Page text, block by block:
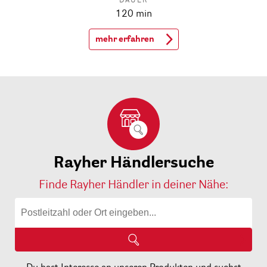
120 min
mehr erfahren
Rayher Händlersuche
Finde Rayher Händler in deiner Nähe: